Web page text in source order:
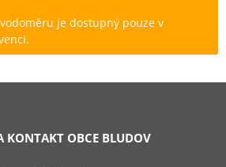
je dostupný pouze v
KONTAKT OBCE BLUDOV